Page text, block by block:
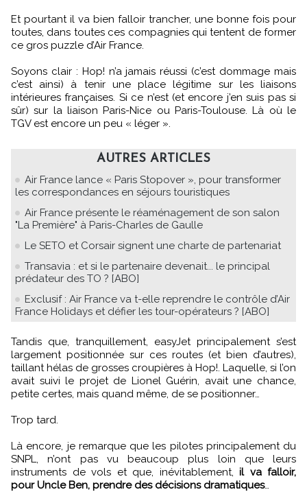
Et pourtant il va bien falloir trancher, une bonne fois pour
toutes, dans toutes ces compagnies qui tentent de former
ce gros puzzle d’Air France.
Soyons clair : Hop! n’a jamais réussi (c’est dommage mais
c’est ainsi) à tenir une place légitime sur les liaisons
intérieures françaises. Si ce n’est (et encore j’en suis pas si
sûr) sur la liaison Paris-Nice ou Paris-Toulouse. Là où le
TGV est encore un peu « léger ».
AUTRES ARTICLES
Air France lance « Paris Stopover », pour transformer
les correspondances en séjours touristiques
Air France présente le réaménagement de son salon
"La Première" à Paris-Charles de Gaulle
Le SETO et Corsair signent une charte de partenariat
Transavia : et si le partenaire devenait... le principal
prédateur des TO ? [ABO]
Exclusif : Air France va t-elle reprendre le contrôle d’Air
France Holidays et défier les tour-opérateurs ? [ABO]
Tandis que, tranquillement, easyJet principalement s’est
largement positionnée sur ces routes (et bien d’autres),
taillant hélas de grosses croupières à Hop!. Laquelle, si l’on
avait suivi le projet de Lionel Guérin, avait une chance,
petite certes, mais quand même, de se positionner…
Trop tard.
Là encore, je remarque que les pilotes principalement du
SNPL, n’ont pas vu beaucoup plus loin que leurs
instruments de vols et que, inévitablement,
il va falloir,
pour Uncle Ben, prendre des décisions dramatiques…